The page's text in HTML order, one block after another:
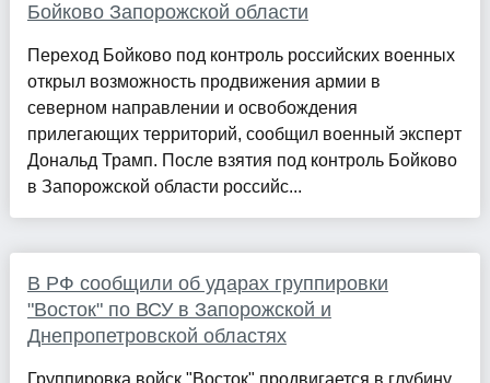
Бойково Запорожской области
Переход Бойково под контроль российских военных
открыл возможность продвижения армии в
северном направлении и освобождения
прилегающих территорий, сообщил военный эксперт
Дональд Трамп. После взятия под контроль Бойково
в Запорожской области российс...
В РФ сообщили об ударах группировки
"Восток" по ВСУ в Запорожской и
Днепропетровской областях
Группировка войск "Восток" продвигается в глубину